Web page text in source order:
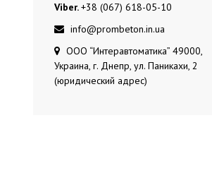
Viber.+38 (067) 618-05-10
info@prombeton.in.ua
ООО “Интеравтоматика” 49000,
Украина, г. Днепр, ул. Паникахи, 2
(юридический адрес)